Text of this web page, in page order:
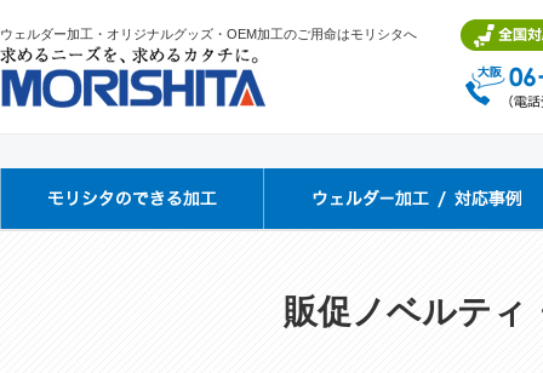
ウェルダー加工・オリジナルグッズ・OEM加工のご用命はモリシタへ
販促ノベルティ